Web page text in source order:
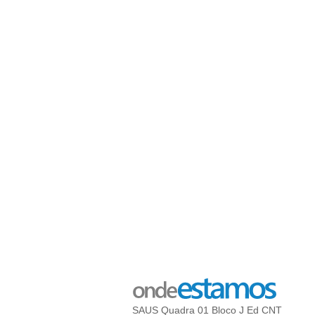
SAUS Quadra 01 Bloco J Ed CNT